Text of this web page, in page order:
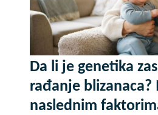
Da li je genetika
rađanje blizanaca?
naslednim